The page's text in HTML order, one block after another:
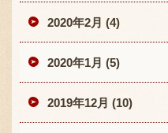
2020年2月 (4)
2020年1月 (5)
2019年12月 (10)